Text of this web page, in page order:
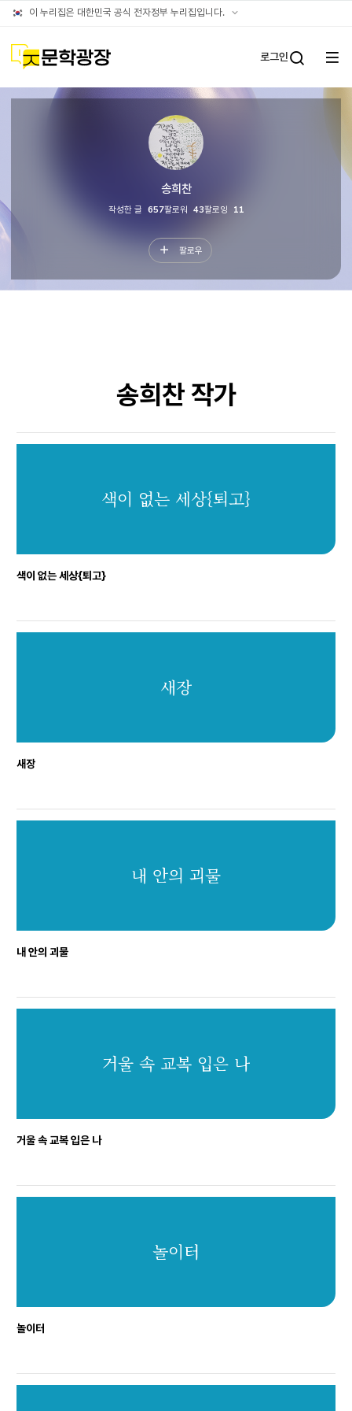
이 누리집은 대한민국 공식 전자정부 누리집입니다. 공식
문학광장 로그인
전체
열기
(대표)
송희찬
작성한 글 657팔로워 43팔로잉 11
팔로우
송희찬작가
색이 없는 세상{퇴고}
색이 없는 세상{퇴고}
새장
새장
내 안의 괴물
내 안의 괴물
거울 속 교복 입은 나
거울 속 교복 입은 나
놀이터
놀이터